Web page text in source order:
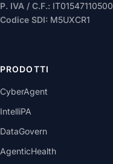
P. IVA / C.F.: IT01547110500
Codice SDI: M5UXCR1
PRODOTTI
CyberAgent
IntelliPA
DataGovern
AgenticHealth